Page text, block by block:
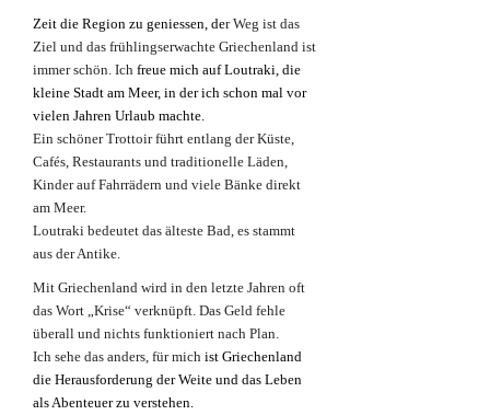
Zeit die Region zu geniessen, der Weg ist das
Ziel und das frühlingserwachte Griechenland ist
immer schön. Ich freue mich auf Loutraki, die
kleine Stadt am Meer, in der ich schon mal vor
vielen Jahren Urlaub machte.
Ein schöner Trottoir führt entlang der Küste,
Cafés, Restaurants und traditionelle Läden,
Kinder auf Fahrrädern und viele Bänke direkt
am Meer.
Loutraki bedeutet das älteste Bad, es stammt
aus der Antike.
Mit Griechenland wird in den letzte Jahren oft
das Wort „Krise“ verknüpft. Das Geld fehle
überall und nichts funktioniert nach Plan.
Ich sehe das anders, für mich ist Griechenland
die Herausforderung der Weite und das Leben
als Abenteuer zu verstehen.